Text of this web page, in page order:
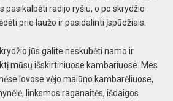
pasikalbėti radijo ryšiu, o po skrydžio
prie laužo ir pasidalinti įspūdžiais.
jūs galite neskubėti namo ir
mūsų išskirtiniuose kambariuose. Mes
lovose vėjo malūno kambarėliuose,
linksmos raganaitės, išdaigos